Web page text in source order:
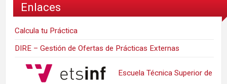
Enlaces
Calcula tu Práctica
DIRE – Gestión de Ofertas de Prácticas Externas
Escuela Técnica Superior de